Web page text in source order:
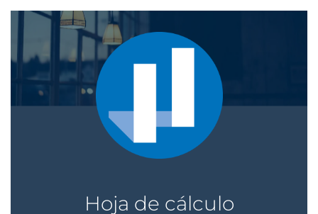
Hoja de cálculo